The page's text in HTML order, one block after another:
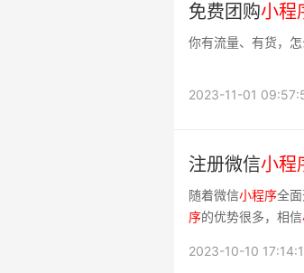
免费团购小程
你有流量、有货，怎
2023-11-01
注册微信小程
随着微信小程序全
序的优势很多，相信
2023-10-10